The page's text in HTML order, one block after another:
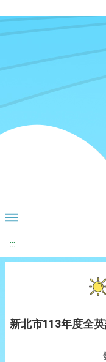
:::
新北市113年度全